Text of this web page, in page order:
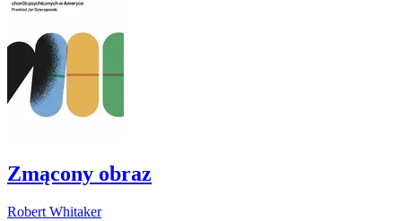
Zmącony obraz
Robert Whitaker